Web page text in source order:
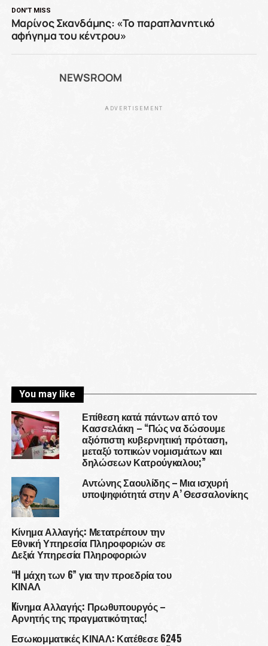
DON'T MISS
Μαρίνος Σκανδάμης: «To παραπλανητικό
αφήγημα του κέντρου»
NEWSROOM
ADVERTISEMENT
You may like
Επίθεση κατά πάντων από τον
Κασσελάκη – “Πώς να δώσουμε
αξιόπιστη κυβερνητική πρόταση,
μεταξύ τοπικών νομισμάτων και
δηλώσεων Κατρούγκαλου;”
Αντώνης Σαουλίδης – Μια ισχυρή
υποψηφιότητά στην Α’ Θεσσαλονίκης
Κίνημα Αλλαγής: Μετατρέπουν την
Εθνική Υπηρεσία Πληροφοριών σε
Δεξιά Υπηρεσία Πληροφοριών
“H μάχη των 6” για την προεδρία του
ΚΙΝΑΛ
Kίνημα Αλλαγής: Πρωθυπουργός –
Αρνητής της πραγματικότητας!
Εσωκομματικές ΚΙΝΑΛ: Κατέθεσε 6245